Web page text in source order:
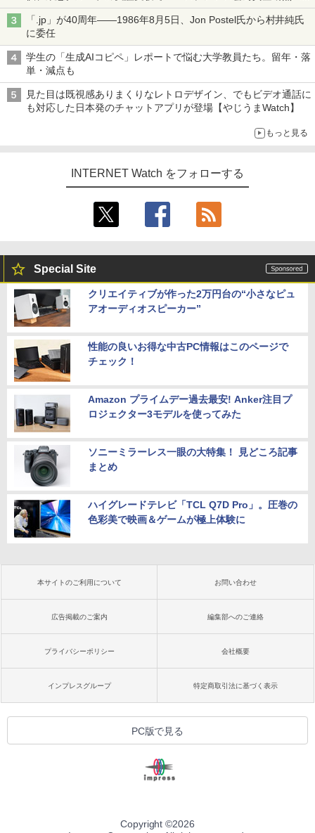
ル TIVIP」
「.jp」が40周年――1986年8月5日、Jon Postel氏から村井純氏
に委任
学生の「生成AIコピペ」レポートで悩む大学教員たち。留年・落
単・減点も
見た目は既視感ありまくりなレトロデザイン、でもビデオ通話に
も対応した日本発のチャットアプリが登場【やじうまWatch】
もっと見る
INTERNET Watch をフォローする
Special Site
クリエイティブが作った2万円台の“小さなピュ
アオーディオスピーカー”
性能の良いお得な中古PC情報はこのページで
チェック！
Amazon プライムデー過去最安! Anker注目プ
ロジェクター3モデルを使ってみた
ソニーミラーレス一眼の大特集！ 見どころ記事
まとめ
ハイグレードテレビ「TCL Q7D Pro」。圧巻の
色彩美で映画＆ゲームが極上体験に
本サイトのご利用について お問い合わせ
広告掲載のご案内 編集部へのご連絡
プライバシーポリシー 会社概要
インプレスグループ 特定商取引法に基づく表示
PC版で見る
Copyright ©2026